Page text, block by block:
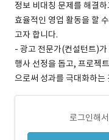
정보 비대칭 문제를 해결
효율적인 영업 활동을 할
고자 합니다.
- 광고 전문가(컨설턴트)
행사 선정을 돕고, 프로젝
으로써 성과를 극대화하는
로그인해